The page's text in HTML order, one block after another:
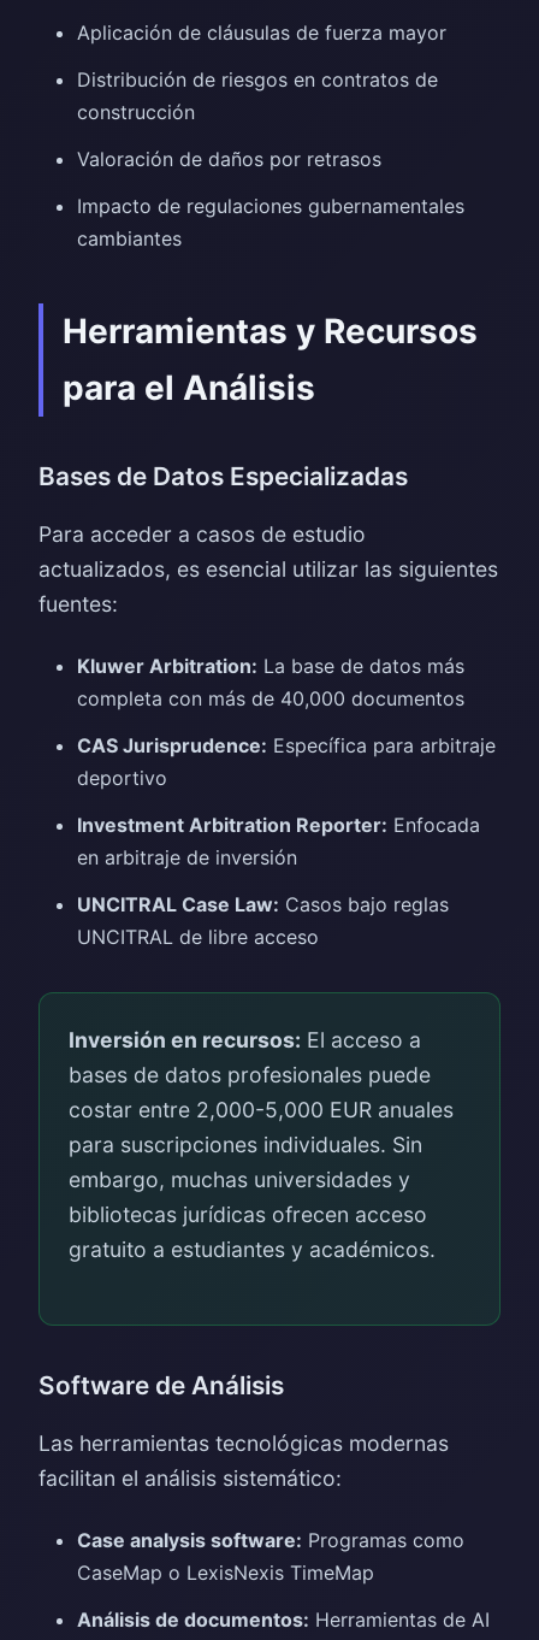
Aplicación de cláusulas de fuerza mayor
Distribución de riesgos en contratos de
construcción
Valoración de daños por retrasos
Impacto de regulaciones gubernamentales
cambiantes
Herramientas y Recursos
para el Análisis
Bases de Datos Especializadas
Para acceder a casos de estudio
actualizados, es esencial utilizar las siguientes
fuentes:
Kluwer Arbitration: La base de datos más
completa con más de 40,000 documentos
CAS Jurisprudence: Específica para arbitraje
deportivo
Investment Arbitration Reporter: Enfocada
en arbitraje de inversión
UNCITRAL Case Law: Casos bajo reglas
UNCITRAL de libre acceso
Inversión en recursos: El acceso a
bases de datos profesionales puede
costar entre 2,000-5,000 EUR anuales
para suscripciones individuales. Sin
embargo, muchas universidades y
bibliotecas jurídicas ofrecen acceso
gratuito a estudiantes y académicos.
Software de Análisis
Las herramientas tecnológicas modernas
facilitan el análisis sistemático:
Case analysis software: Programas como
CaseMap o LexisNexis TimeMap
Análisis de documentos: Herramientas de AI